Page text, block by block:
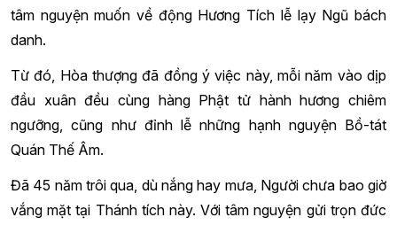
tâm nguyện muốn về động Hương Tích lễ lạy Ngũ bách
danh.
Từ đó, Hòa thượng đã đồng ý việc này, mỗi năm vào dịp
đầu xuân đều cùng hàng Phật tử hành hương chiêm
ngưỡng, cũng như đỉnh lễ những hạnh nguyện Bồ-tát
Quán Thế Âm.
Đã 45 năm trôi qua, dù nắng hay mưa, Người chưa bao giờ
vắng mặt tại Thánh tích này. Với tâm nguyện gửi trọn đức